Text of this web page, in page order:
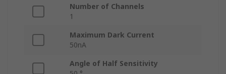
Number of Channels
1
Maximum Dark Current
50nA
Angle of Half Sensitivity